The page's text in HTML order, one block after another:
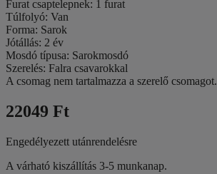
Furat csaptelepnek: 1 furat
Túlfolyó: Van
Forma: Sarok
Jótállás: 2 év
Mosdó típusa: Sarokmosdó
Szerelés: Falra csavarokkal
A csomag nem tartalmazza a szerelő csomagot.
22049 Ft
Engedélyezett utánrendelésre
A várható kiszállítás 3-5 munkanap.